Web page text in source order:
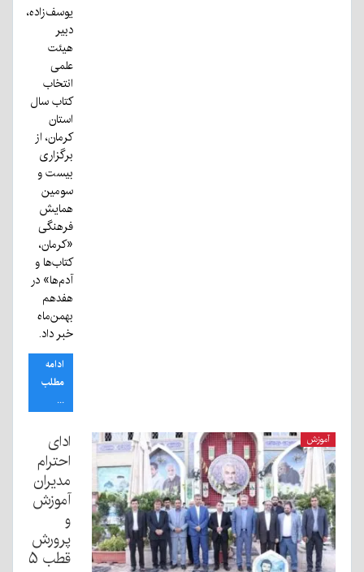
یوسف‌زاده،
دبیر
هیئت
علمی
انتخاب
کتاب سال
استان
کرمان، از
برگزاری
بیست و
سومین
همایش
فرهنگی
«کرمان،
کتاب‌ها و
آدم‌ها» در
هفدهم
بهمن‌ماه
خبر داد.
ادامه
مطلب
...
آموزش
ادای
احترام
مدیران
آموزش
و
پرورش
قطب ۵